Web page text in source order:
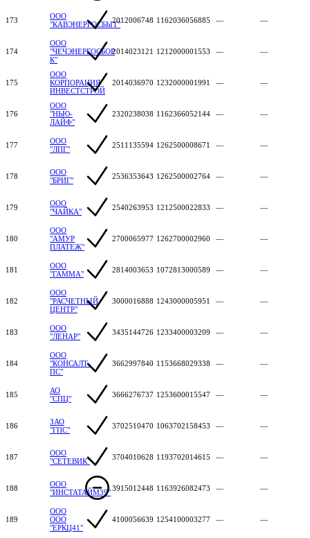
173
ООО
"КАВЭНЕРГОСБЫТ"2012006748 1162036056885 — —
174
ООО
"ЧЕЧЭНЕРГОСБОР
К"
2014023121 1212000001553 — —
175
ООО
КОРПОРАЦИЯ
ИНВЕСТСТРОЙ
2014036970 1232000001991 — —
176
ООО
"НЬЮ-
ЛАЙФ"
2320238038 1162366052144 — —
177
ООО
"ЛПГ"
2511135594 1262500008671 — —
178
ООО
"БРИГ"
2536353643 1262500002764 — —
179
ООО
"ЧАЙКА"
2540263953 1212500022833 — —
180
ООО
"АМУР
ПЛАТЕЖ"
2700065977 1262700002960 — —
181
ООО
"ГАММА"
2814003653 1072813000589 — —
182
ООО
"РАСЧЕТНЫЙ
ЦЕНТР"
3000016888 1243000005951 — —
183
ООО
"ЛЕНАР"
3435144726 1233400003209 — —
184
ООО
"КОНСАЛТ-
ПС"
3662997840 1153668029338 — —
185
АО
"СПЦ"
3666276737 1253600015547 — —
186
ЗАО
"ГПС"
3702510470 1063702158453 — —
187
ООО
"СЕТЕВИК"
3704010628 1193702014615 — —
188
ООО
"ИНСТАТАЙМ39"3915012448 1163926082473 — —
189
ООО
ООО
"ЕРКЦ41"
4100056639 1254100003277 — —